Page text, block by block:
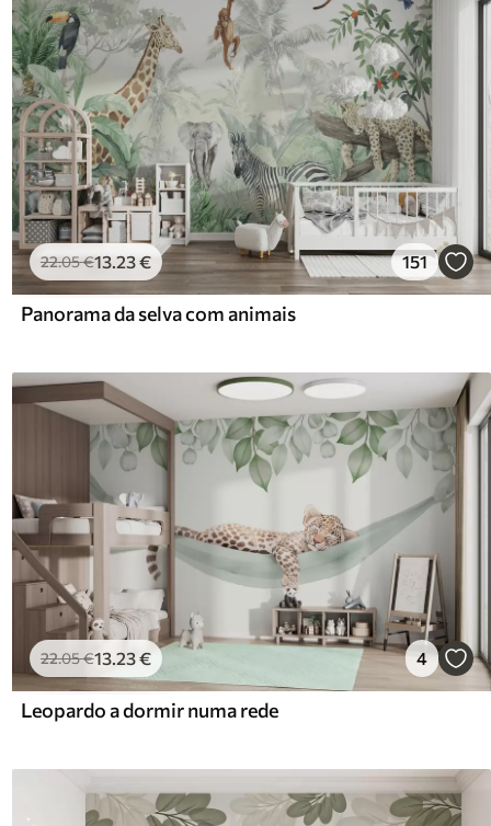
22.05€13.23€ 151
Panorama da selva com animais
22.05€13.23€ 4
Leopardo a dormir numa rede